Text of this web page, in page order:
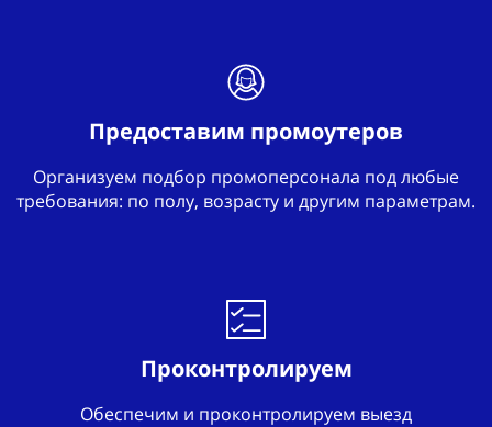
Предоставим промоутеров
Организуем подбор промоперсонала под любые
требования: по полу, возрасту и другим параметрам.
Проконтролируем
Обеспечим и проконтролируем выезд